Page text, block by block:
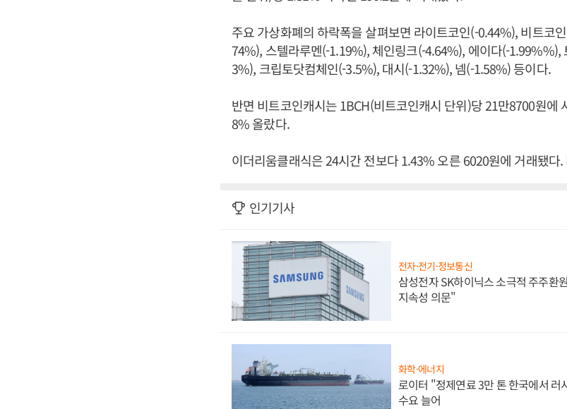
주요 가상화폐의 하락폭을 살펴보면 라이트코인(-0.44%), 비트코
74%), 스텔라루멘(-1.19%), 체인링크(-4.64%), 에이다(-1.99%%),
3%), 크립토닷컴체인(-3.5%), 대시(-1.32%), 넴(-1.58%) 등이다.
반면 비트코인캐시는 1BCH(비트코인캐시 단위)당 21만8700원에
8% 올랐다.
이더리움클래식은 24시간 전보다 1.43% 오른 6020원에 거래됐다
인기기사
전자·전기·정보통신
삼성전자 SK하이닉스 소극적 주주환
지속성 의문"
화학·에너지
로이터 "정제연료 3만 톤 한국에서
수요 늘어